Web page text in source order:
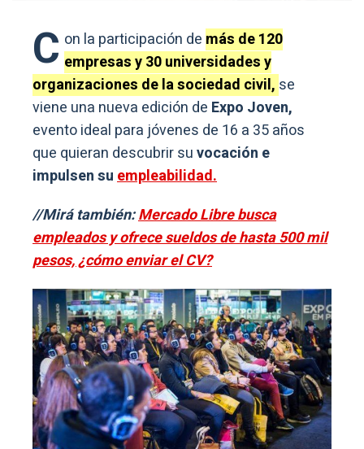
C on la participación de más de 120
empresas y 30 universidades y
organizaciones de la sociedad civil, se
viene una nueva edición de Expo Joven,
evento ideal para jóvenes de 16 a 35 años
que quieran descubrir suvocación e
impulsen suempleabilidad.
//Mirá también:Mercado Libre busca
empleados y ofrece sueldos de hasta 500 mil
pesos, ¿cómo enviar el CV?